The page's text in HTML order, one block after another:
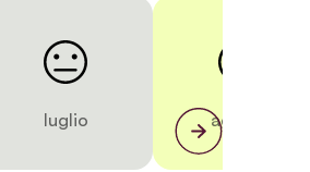
luglio agosto